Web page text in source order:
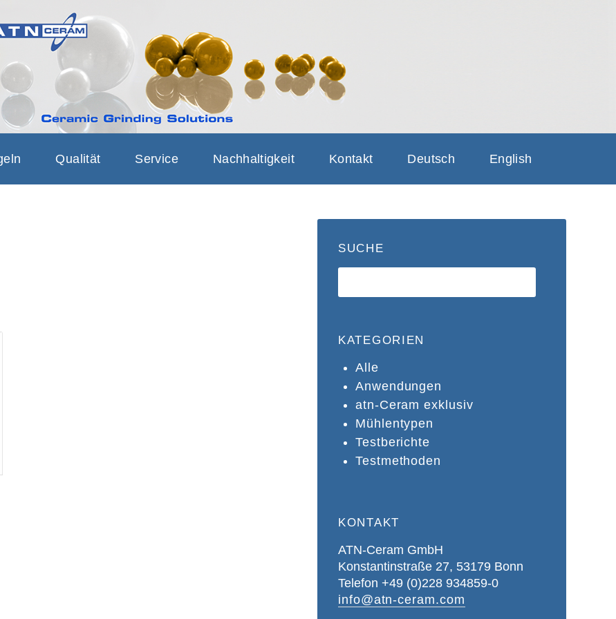
CERAMIC GRINDING
SOLUTIONS
BEADS, GRINDING SAFETY
Qualität Service Nachhaltigkeit Kontakt Deutsch English
SUCHE
KATEGORIEN
Alle
Anwendungen
atn-Ceram exklusiv
Mühlentypen
Testberichte
Testmethoden
KONTAKT
ATN-Ceram GmbH
Konstantinstraße 27, 53179 Bonn
Telefon +49 (0)228 934859-0
info@atn-ceram.com